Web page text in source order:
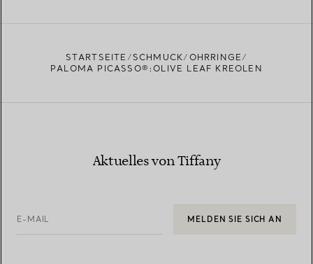
STARTSEITE SCHMUCK
OHRRINGE
PALOMA PICASSO®:OLIVE LEAF KREOLEN
Aktuelles von Tiffany
E-MAIL MELDEN SIE SICH AN